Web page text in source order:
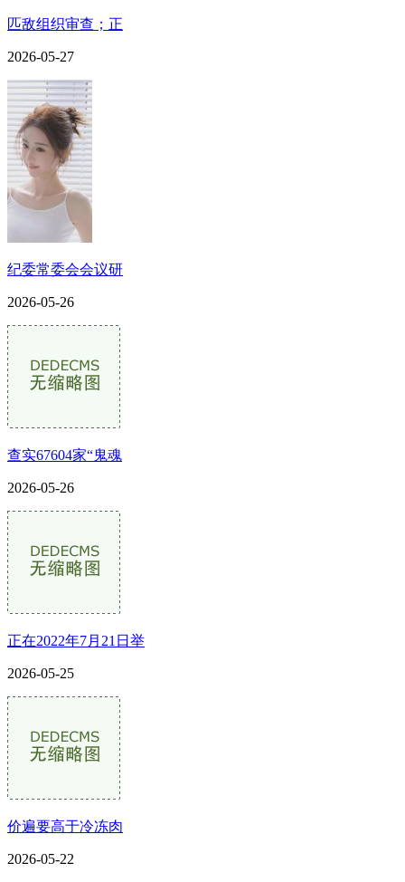
匹敌组织审查；正
2026-05-27
纪委常委会会议研
2026-05-26
查实67604家“鬼魂
2026-05-26
正在2022年7月21日举
2026-05-25
价遍要高于冷冻肉
2026-05-22